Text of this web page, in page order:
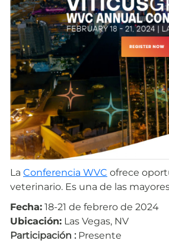
La Conferencia WVC ofrece
veterinario. Es una de las
Fecha: 18-21 de febrero de 2024
Ubicación: Las Vegas, NV
Participación : Presente